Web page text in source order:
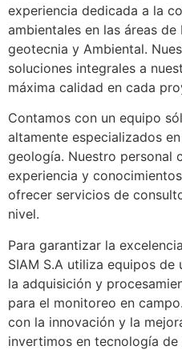
experiencia dedicada a la
ambientales en las áreas
geotecnia y Ambiental.
soluciones integrales a
máxima calidad en cada
Contamos con un equipo
altamente especializados
geología. Nuestro personal
experiencia y
ofrecer servicios de
nivel.
Para garantizar la
SIAM S.A utiliza equipos
la adquisición y
para el monitoreo en
con la innovación y la
invertimos en tecnología